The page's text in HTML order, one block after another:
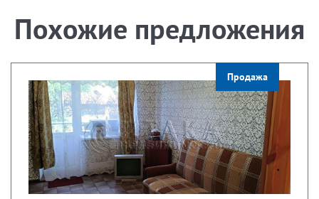
Похожие предложения
Продажа